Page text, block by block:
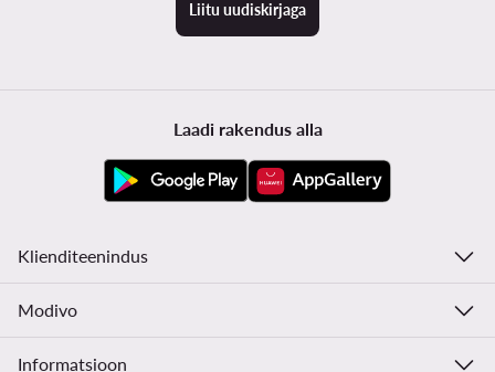
Liitu uudiskirjaga
Laadi rakendus alla
Klienditeenindus
Modivo
Informatsioon